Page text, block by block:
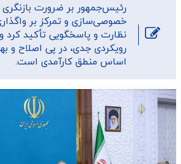
رئیس‌جمهور بر ضرورت
خصوصی‌سازی و تمرکز بر
نظارت و پاسخگویی تأکید کرد
رویکردی جدی، در پی اصلاح و
اساس منطق کارآمدی است.